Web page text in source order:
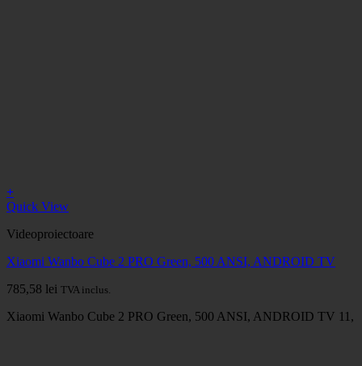
+
Quick View
Videoproiectoare
Xiaomi Wanbo Cube 2 PRO Green, 500 ANSI, ANDROID TV
785,58 lei TVA inclus.
Xiaomi Wanbo Cube 2 PRO Green, 500 ANSI, ANDROID TV 11,